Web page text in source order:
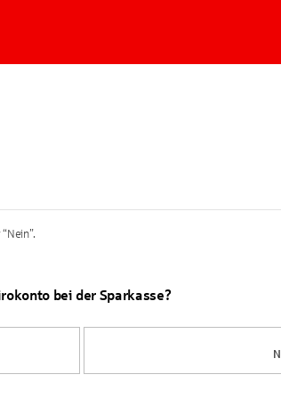
bei der Sparkasse?